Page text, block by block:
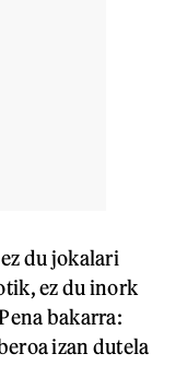
du jokalari
ez du inork
bakarra:
izan dutela